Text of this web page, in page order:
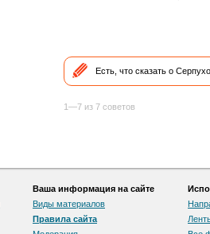
Есть, что сказать о
1—7 из 7 советов
Ваша информация на сайте
Виды материалов
Правила сайта